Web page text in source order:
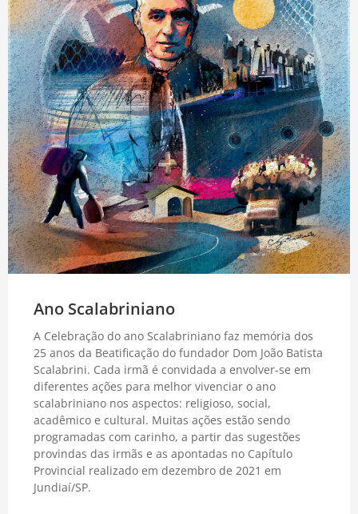
Ano Scalabriniano
A Celebração do ano Scalabriniano faz memória dos
25 anos da Beatificação do fundador Dom João Batista
Scalabrini. Cada irmã é convidada a envolver-se em
diferentes ações para melhor vivenciar o ano
scalabriniano nos aspectos: religioso, social,
acadêmico e cultural. Muitas ações estão sendo
programadas com carinho, a partir das sugestões
provindas das irmãs e as apontadas no Capítulo
Provincial realizado em dezembro de 2021 em
Jundiaí/SP.